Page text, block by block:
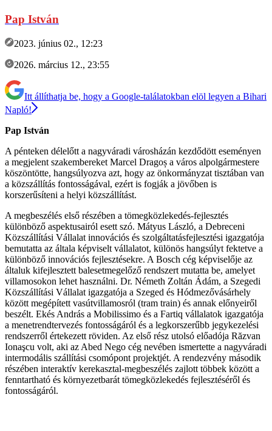
Pap István
2023. június 02., 12:23
2026. március 12., 23:55
Itt állíthatja be, hogy a Google-találatokban elöl legyen a Bihari
Napló!
Pap István
A pénteken délelőtt a nagyváradi városházán kezdődött eseményen
a megjelent szakembereket Marcel Dragoș a város alpolgármestere
köszöntötte, hangsúlyozva azt, hogy az önkormányzat tisztában van
a közszállítás fontosságával, ezért is fogják a jövőben is
korszerűsíteni a helyi közszállítást.
A megbeszélés első részében a tömegközlekedés-fejlesztés
különböző aspektusairól esett szó. Mátyus László, a Debreceni
Közszállítási Vállalat innovációs és szolgáltatásfejlesztési igazgatója
bemutatta az általa képviselt vállalatot, különös hangsúlyt fektetve a
különböző innovációs fejlesztésekre. A Bosch cég képviselője az
általuk kifejlesztett balesetmegelőző rendszert mutatta be, amelyet
villamosokon lehet használni. Dr. Németh Zoltán Ádám, a Szegedi
Közszállítási Vállalat igazgatója a Szeged és Hódmezővásárhely
között megépített vasútvillamosról (tram train) és annak előnyeiről
beszélt. Ekés András a Mobilissimo és a Fartiq vállalatok igazgatója
a menetrendtervezés fontosságáról és a legkorszerűbb jegykezelési
rendszerről értekezett röviden. Az első rész utolsó előadója Răzvan
Ionaşcu volt, aki az Abed Nego cég nevében ismertette a nagyváradi
intermodális szállítási csomópont projektjét. A rendezvény második
részében interaktív kerekasztal-megbeszélés zajlott többek között a
fenntartható és környezetbarát tömegközlekedés fejlesztéséről és
fontosságáról.